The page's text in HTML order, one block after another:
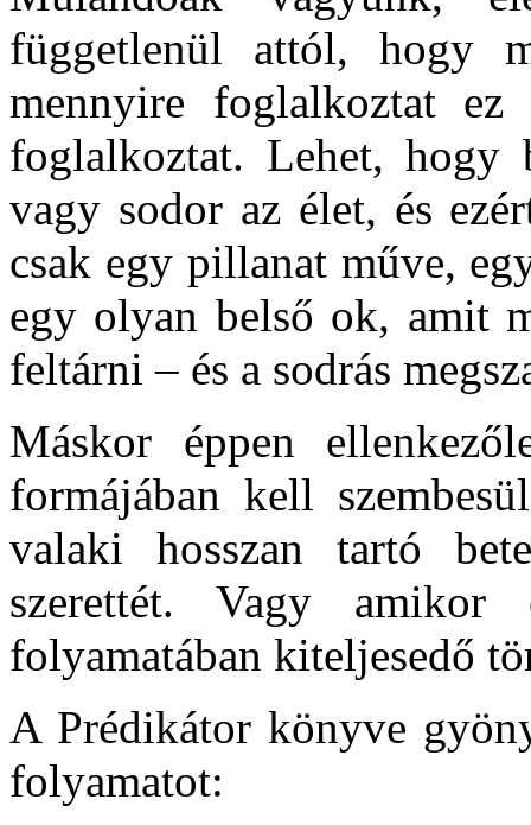
függetlenül attól, hogy
mennyire foglalkoztat
foglalkoztat. Lehet, hogy
vagy sodor az élet, és
csak egy pillanat műve,
egy olyan belső ok, amit
feltárni – és a sodrás
Máskor éppen
formájában kell
valaki hosszan tartó
szerettét. Vagy amikor
folyamatában kiteljesedő
A Prédikátor könyve
folyamatot: